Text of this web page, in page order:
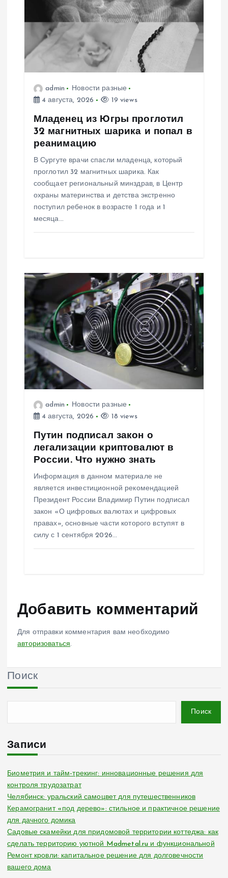
о
admin
Новости разные
4 августа, 2026
19 views
Младенец из Югры проглотил
32 магнитных шарика и попал в
реанимацию
В Сургуте врачи спасли младенца, который
проглотил 32 магнитных шарика. Как
сообщает региональный минздрав, в Центр
охраны материнства и детства экстренно
поступил ребенок в возрасте 1 года и 1
месяца…
admin
Новости разные
4 августа, 2026
18 views
Путин подписал закон о
легализации криптовалют в
России. Что нужно знать
Информация в данном материале не
является инвестиционной рекомендацией
Президент России Владимир Путин подписал
закон «О цифровых валютах и цифровых
правах», основные части которого вступят в
силу с 1 сентября 2026…
Добавить комментарий
Для отправки комментария вам необходимо
авторизоваться.
Поиск
Поиск
Записи
Биометрия и тайм-трекинг: инновационные решения для
контроля трудозатрат
Челябинск: уральский самоцвет для путешественников
Керамогранит «под дерево»: стильное и практичное решение
для дачного домика
Садовые скамейки для придомовой территории коттеджа: как
сделать территорию уютной Madmetal.ru и функциональной
Ремонт кровли: капитальное решение для долговечности
вашего дома